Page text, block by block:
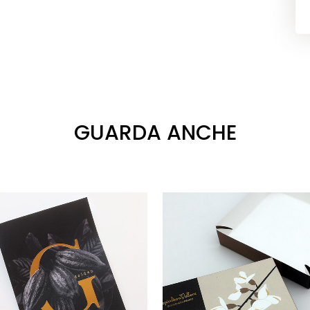
GUARDA ANCHE